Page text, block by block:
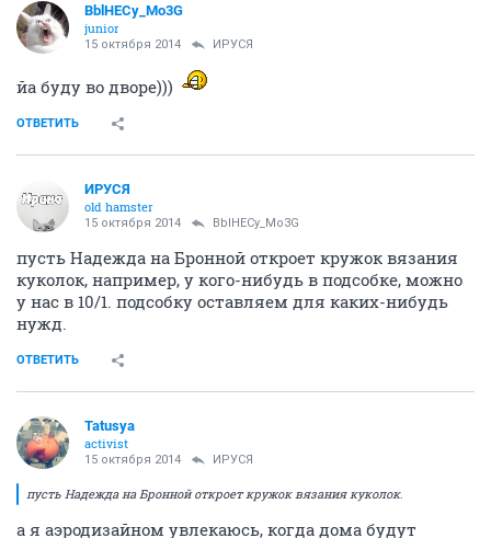
BblHECy_Mo3G
junior
15 октября 2014 ИРУСЯ
йа буду во дворе)))
ОТВЕТИТЬ
ИРУСЯ
old hamster
15 октября 2014 BblHECy_Mo3G
пусть Надежда на Бронной откроет кружок вязания
куколок, например, у кого-нибудь в подсобке, можно
у нас в 10/1. подсобку оставляем для каких-нибудь
нужд.
ОТВЕТИТЬ
Tatusya
activist
15 октября 2014 ИРУСЯ
пусть Надежда на Бронной откроет кружок вязания куколок.
а я аэродизайном увлекаюсь, когда дома будут